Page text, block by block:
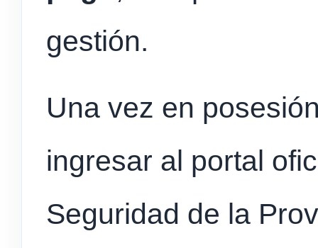
gestión.
Una vez en
ingresar al portal
Seguridad de la